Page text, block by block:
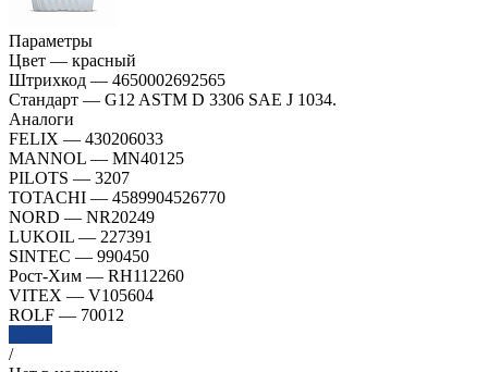
Параметры
Цвет — красный
Штрихкод — 4650002692565
Стандарт — G12 ASTM D 3306 SAE J 1034.
Аналоги
FELIX — 430206033
MANNOL — MN40125
PILOTS — 3207
TOTACHI — 4589904526770
NORD — NR20249
LUKOIL — 227391
SINTEC — 990450
Рост-Хим — RH112260
VITEX — V105604
ROLF — 70012
/